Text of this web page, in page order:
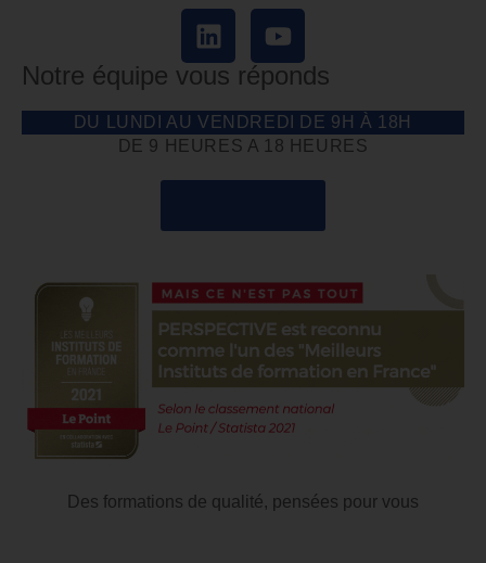
Notre équipe vous réponds
DU LUNDI AU VENDREDI DE 9H À 18H
DE 9 HEURES A 18 HEURES
Des formations de qualité, pensées pour vous